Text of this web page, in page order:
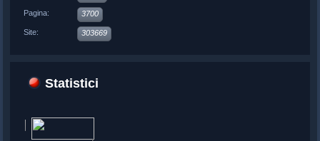
Pagina: 3700
Site: 303669
Statistici